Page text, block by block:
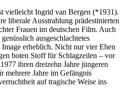
vielleicht Ingrid van Bergen (*1931).
liberale Ausstrahlung prädestinierten
Frauen im deutschen Film. Auch
ausgeschlachtetes
Image erheblich. Nicht nur vier Ehen
boten Stoff für Schlagzeilen – vor
ihren dreizehn Jahre jüngeren
mehrere Jahre im Gefängnis
auf tragische Weise ins